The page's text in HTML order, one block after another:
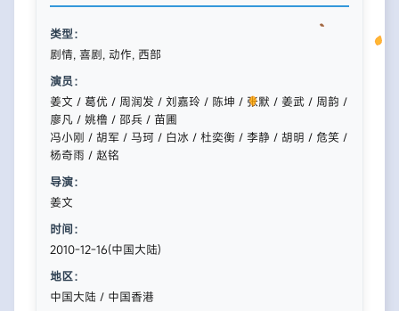
类型：
剧情, 喜剧, 动作, 西部
演员：
姜文 / 葛优 / 周润发 / 刘嘉玲 / 陈坤 / 张默 / 姜武 / 周韵 /
廖凡 / 姚橹 / 邵兵 / 苗圃
冯小刚 / 胡军 / 马珂 / 白冰 / 杜奕衡 / 李静 / 胡明 / 危笑 /
杨奇雨 / 赵铭
导演：
姜文
时间：
2010-12-16(中国大陆)
地区：
中国大陆 / 中国香港